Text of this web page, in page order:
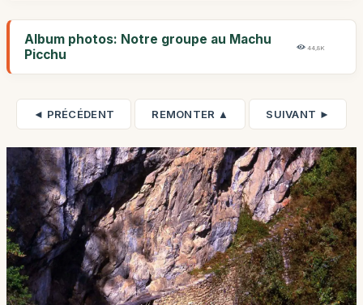
Album photos: Notre groupe au Machu
Picchu
44,8K
◄ PRÉCÉDENT REMONTER ▲ SUIVANT ►